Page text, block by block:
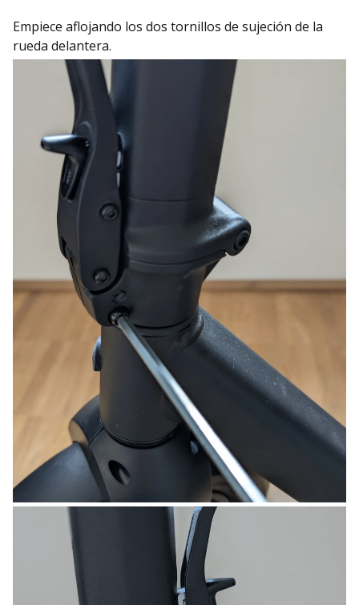
Empiece aflojando los dos tornillos de sujeción de la
rueda delantera.